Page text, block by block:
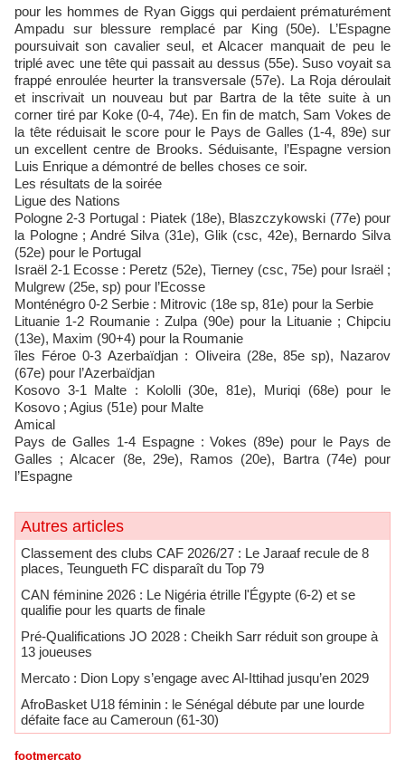
pour les hommes de Ryan Giggs qui perdaient prématurément
Ampadu sur blessure remplacé par King (50e). L’Espagne
poursuivait son cavalier seul, et Alcacer manquait de peu le
triplé avec une tête qui passait au dessus (55e). Suso voyait sa
frappé enroulée heurter la transversale (57e). La Roja déroulait
et inscrivait un nouveau but par Bartra de la tête suite à un
corner tiré par Koke (0-4, 74e). En fin de match, Sam Vokes de
la tête réduisait le score pour le Pays de Galles (1-4, 89e) sur
un excellent centre de Brooks. Séduisante, l’Espagne version
Luis Enrique a démontré de belles choses ce soir.
Les résultats de la soirée
Ligue des Nations
Pologne 2-3 Portugal : Piatek (18e), Blaszczykowski (77e) pour
la Pologne ; André Silva (31e), Glik (csc, 42e), Bernardo Silva
(52e) pour le Portugal
Israël 2-1 Ecosse : Peretz (52e), Tierney (csc, 75e) pour Israël ;
Mulgrew (25e, sp) pour l’Ecosse
Monténégro 0-2 Serbie : Mitrovic (18e sp, 81e) pour la Serbie
Lituanie 1-2 Roumanie : Zulpa (90e) pour la Lituanie ; Chipciu
(13e), Maxim (90+4) pour la Roumanie
îles Féroe 0-3 Azerbaïdjan : Oliveira (28e, 85e sp), Nazarov
(67e) pour l’Azerbaïdjan
Kosovo 3-1 Malte : Kololli (30e, 81e), Muriqi (68e) pour le
Kosovo ; Agius (51e) pour Malte
Amical
Pays de Galles 1-4 Espagne : Vokes (89e) pour le Pays de
Galles ; Alcacer (8e, 29e), Ramos (20e), Bartra (74e) pour
l’Espagne
Autres articles
Classement des clubs CAF 2026/27 : Le Jaraaf recule de 8
places, Teungueth FC disparaît du Top 79
CAN féminine 2026 : Le Nigéria étrille l'Égypte (6-2) et se
qualifie pour les quarts de finale
Pré-Qualifications JO 2028 : Cheikh Sarr réduit son groupe à
13 joueuses
Mercato : Dion Lopy s’engage avec Al-Ittihad jusqu’en 2029
AfroBasket U18 féminin : le Sénégal débute par une lourde
défaite face au Cameroun (61-30)
footmercato